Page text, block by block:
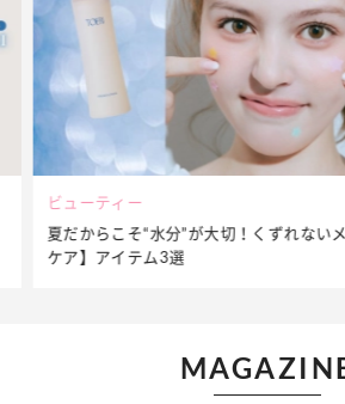
ビューティー
夏だからこそ“水分”が大切！くずれない
ケア】アイテム3選